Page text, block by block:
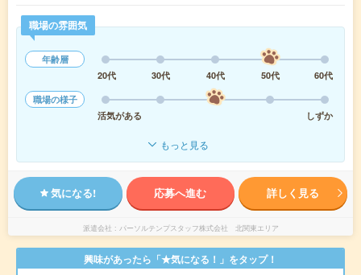
職場の雰囲気
年齢層
20代
30代 40代 50代
60代
職場の様子
活気がある
しずか
もっと見る
気になる! 応募へ進む 詳しく見る
派遣会社 パーソルテンプスタッフ株式会社 北関東エリア
興味があったら「★気になる！」をタップ！